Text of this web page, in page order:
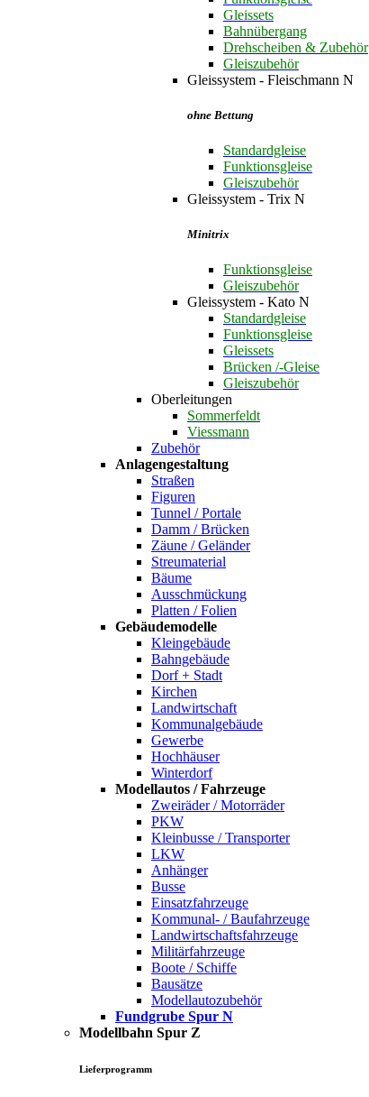
Gleissets
Bahnübergang
Drehscheiben & Zubehör
Gleiszubehör
Gleissystem - Fleischmann N
ohne Bettung
Standardgleise
Funktionsgleise
Gleiszubehör
Gleissystem - Trix N
Minitrix
Funktionsgleise
Gleiszubehör
Gleissystem - Kato N
Standardgleise
Funktionsgleise
Gleissets
Brücken /-Gleise
Gleiszubehör
Oberleitungen
Sommerfeldt
Viessmann
Zubehör
Anlagengestaltung
Straßen
Figuren
Tunnel / Portale
Damm / Brücken
Zäune / Geländer
Streumaterial
Bäume
Ausschmückung
Platten / Folien
Gebäudemodelle
Kleingebäude
Bahngebäude
Dorf + Stadt
Kirchen
Landwirtschaft
Kommunalgebäude
Gewerbe
Hochhäuser
Winterdorf
Modellautos / Fahrzeuge
Zweiräder / Motorräder
PKW
Kleinbusse / Transporter
LKW
Anhänger
Busse
Einsatzfahrzeuge
Kommunal- / Baufahrzeuge
Landwirtschaftsfahrzeuge
Militärfahrzeuge
Boote / Schiffe
Bausätze
Modellautozubehör
Fundgrube Spur N
Modellbahn Spur Z
Lieferprogramm